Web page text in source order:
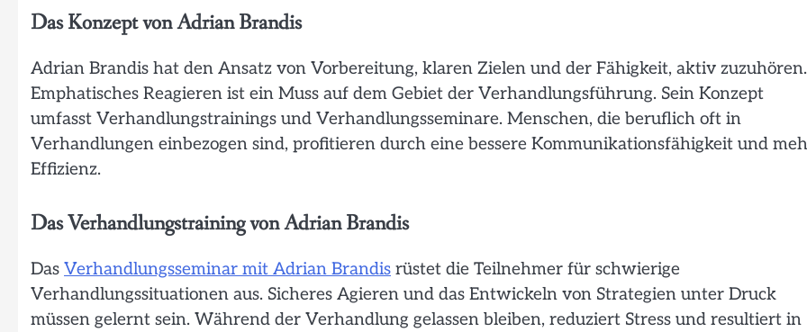
Das Konzept von Adrian Brandis
Adrian Brandis hat den Ansatz von Vorbereitung, klaren Zielen und der Fähigkeit, aktiv zuzuhören.
Emphatisches Reagieren ist ein Muss auf dem Gebiet der Verhandlungsführung. Sein Konzept
umfasst Verhandlungstrainings und Verhandlungsseminare. Menschen, die beruflich oft in
Verhandlungen einbezogen sind, profitieren durch eine bessere Kommunikationsfähigkeit und
Effizienz.
Das Verhandlungstraining von Adrian Brandis
Das Verhandlungsseminar mit Adrian Brandis rüstet die Teilnehmer für schwierige
Verhandlungssituationen aus. Sicheres Agieren und das Entwickeln von Strategien unter Druck
müssen gelernt sein. Während der Verhandlung gelassen bleiben, reduziert Stress und resultiert in